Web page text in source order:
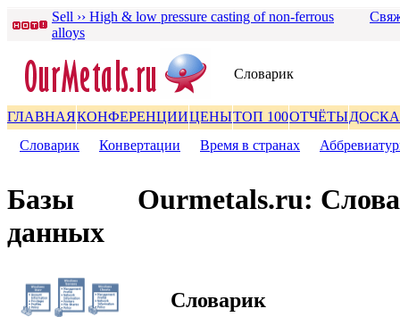
Sell ›› High & low pressure casting of non-ferrous
alloys
Словаpик
ГЛАВНАЯКОНФЕРЕНЦИИЦЕНЫТОП 100ОТЧЁТЫДОСКА
Словаpик
Конвеpтации Вpемя в стpанах
Базы
данных
Ourmetals.ru:
Словаpик